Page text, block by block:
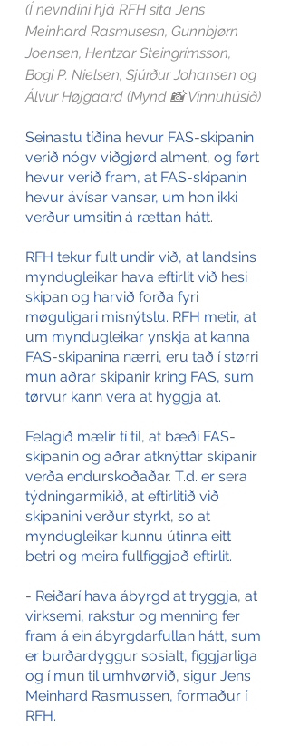
(Í nevndini hjá RFH sita Jens
Meinhard Rasmusesn, Gunnbjørn
Joensen, Hentzar Steingrímsson,
Bogi P. Nielsen, Sjúrður Johansen og
Álvur Højgaard (Mynd 📸 Vinnuhúsið)
Seinastu tíðina hevur FAS-skipanin
verið nógv viðgjørd alment, og ført
hevur verið fram, at FAS-skipanin
hevur ávísar vansar, um hon ikki
verður umsitin á rættan hátt.
RFH tekur fult undir við, at landsins
myndugleikar hava eftirlit við hesi
skipan og harvið forða fyri
møguligari misnýtslu. RFH metir, at
um myndugleikar ynskja at kanna
FAS-skipanina nærri, eru tað í størri
mun aðrar skipanir kring FAS, sum
tørvur kann vera at hyggja at.
Felagið mælir tí til, at bæði FAS-
skipanin og aðrar atknýttar skipanir
verða endurskoðaðar. T.d. er sera
týdningarmikið, at eftirlitið við
skipanini verður styrkt, so at
myndugleikar kunnu útinna eitt
betri og meira fullfíggjað eftirlit.
- Reiðarí hava ábyrgd at tryggja, at
virksemi, rakstur og menning fer
fram á ein ábyrgdarfullan hátt, sum
er burðardyggur sosialt, fíggjarliga
og í mun til umhvørvið, sigur Jens
Meinhard Rasmussen, formaður í
RFH.